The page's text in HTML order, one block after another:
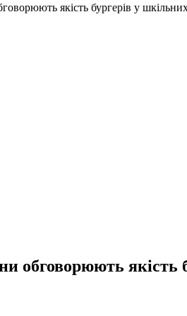
якість бургерів у
обговорюють якість